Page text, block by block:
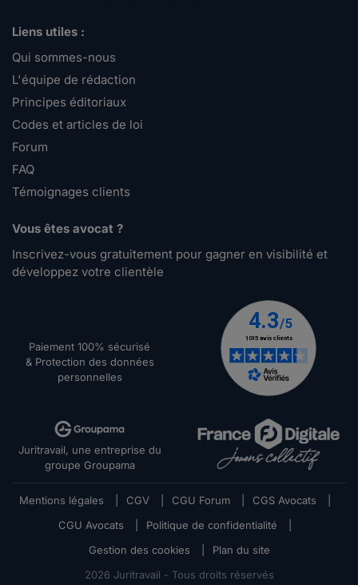
Liens utiles :
Qui sommes-nous
L'équipe de rédaction
Principes éditoriaux
Codes et articles de loi
Forum
FAQ
Témoignages clients
Vous êtes avocat ?
Inscrivez-vous gratuitement pour gagner en visibilité et
développez votre clientèle
Paiement 100% sécurisé
& Protection des données
personnelles
Juritravail, une entreprise du
groupe Groupama
Mentions légales CGV CGU Forum CGS Avocats
CGU Avocats
Politique de confidentialité
Gestion des cookies
Plan du site
2026 Juritravail - Tous droits réservés